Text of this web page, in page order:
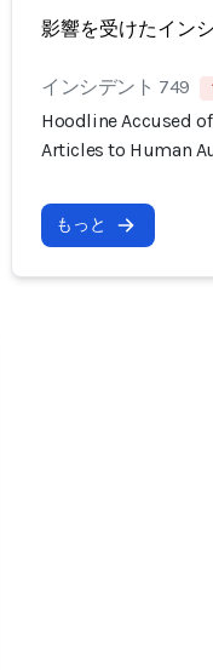
影響を受けたイン
インシデント 749
Hoodline Accused
Articles to Human
もっと